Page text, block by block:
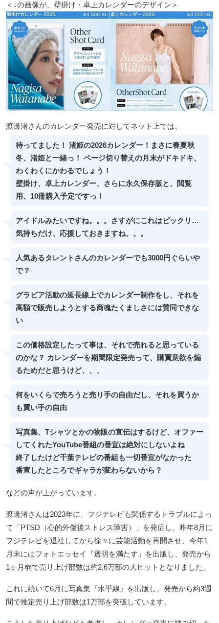
＜↓の画像が、壁掛け・卓上カレンダーのデザイン＞
渡邊渚さんのカレンダー発売に対してネット上では、
待ってました！ 渚姫の2026カレンダー！まさに春夏秋
冬、渚姫と一緒っ！ ページ切り替えの月末がドキドキ、
わくわくにかわるでしょう！
壁掛け、卓上カレンダー、さらに永久保存版と、閲覧
用、10冊購入予定ですっ！
アイドルみたいですね。。。さすがにこれはビックリ…
気持ちだけ、応援しておきますね。。。
人気あるタレントさんのカレンダーでも3000円ぐらいや
で？
グラビア活動の延長線上でカレンダー制作をし、それを
高額で販売しようとする商魂たくましさには賛同できな
い
この価格設定したって事は、それで売れると思っている
のかな？ カレンダーを期間限定発売って、購買意欲を煽
るためだと思うけど、、、
何をいくらで売ろうと売り手の自由だし、それを買うか
も買い手の自由
写真集、Tシャツとかの物販の宣伝はするけど、オファー
してくれたYouTube番組の番宣は絶対にしないよね
終了したけど千葉テレビの番組も一切番宣がなかった
番宣したところでギャラが変わらないから？
などの声が上がっています。
渡邊渚さんは2023年に、フジテレビも関係するトラブルによっ
て「PTSD（心的外傷後ストレス障害）」を発症し、昨年8月に
フジテレビを退社してから徐々に芸能活動を再開させ、今年1
月末にはフォトエッセイ『透明を満たす』を出版し、発売から
1ヶ月弱で売り上げ部数は約2.6万部の大ヒットとなりました。
これに続いて6月に写真集『水平線』を出版し、発売から約3週
間で推定売り上げ部数は1万部を突破しています。